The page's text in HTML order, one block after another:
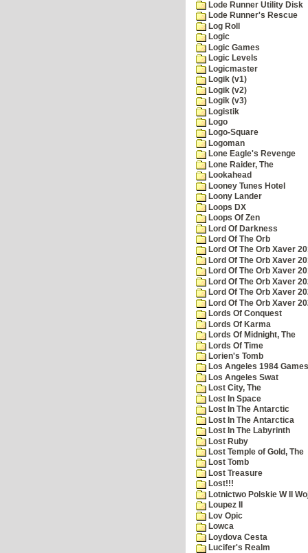
Lode Runner Utility Disk
Lode Runner's Rescue
Log Roll
Logic
Logic Games
Logic Levels
Logicmaster
Logik (v1)
Logik (v2)
Logik (v3)
Logistik
Logo
Logo-Square
Logoman
Lone Eagle's Revenge
Lone Raider, The
Lookahead
Looney Tunes Hotel
Loony Lander
Loops DX
Loops Of Zen
Lord Of Darkness
Lord Of The Orb
Lord Of The Orb Xaver
Lord Of The Orb Xaver
Lord Of The Orb Xaver
Lord Of The Orb Xaver
Lord Of The Orb Xaver
Lord Of The Orb Xaver
Lords Of Conquest
Lords Of Karma
Lords Of Midnight, The
Lords Of Time
Lorien's Tomb
Los Angeles 1984 Games
Los Angeles Swat
Lost City, The
Lost In Space
Lost In The Antarctic
Lost In The Antarctica
Lost In The Labyrinth
Lost Ruby
Lost Temple of Gold, The
Lost Tomb
Lost Treasure
Lost!!!
Lotnictwo Polskie W II
Loupez II
Lov Opic
Lowca
Loydova Cesta
Lucifer's Realm